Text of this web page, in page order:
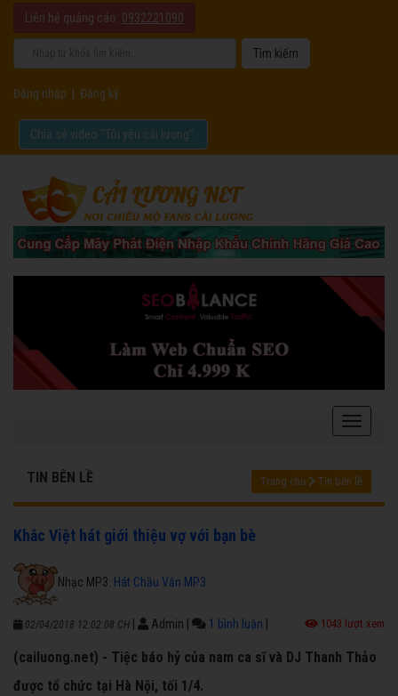
Liên hệ quảng cáo: 0932221090
Đăng nhập Đăng ký
Chia sẻ video "Tôi yêu cải lương".
TIN BÊN LỀ Trang chủ Tin bên lề
Khắc Việt hát giới thiệu vợ với bạn bè
Nhạc MP3: Hát Chầu Văn MP3
02/04/2018 12:02:08 CH Admin 1 bình luận 1043 lượt xem
(cailuong.net) - Tiệc báo hỷ của nam ca sĩ và DJ Thanh Thảo
được tổ chức tại Hà Nội, tối 1/4.